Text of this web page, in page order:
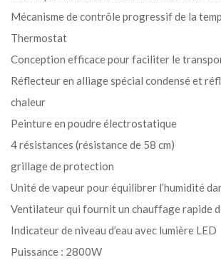
Mécanisme de contrôle progressif de la
Thermostat
Conception efficace pour faciliter le
Réflecteur en alliage spécial condensé et
chaleur
Peinture en poudre électrostatique
4 résistances (résistance de 58 cm)
grillage de protection
Unité de vapeur pour équilibrer l’humidité
Ventilateur qui fournit un chauffage rapide
Indicateur de niveau d’eau avec lumière LED
Puissance : 2800W